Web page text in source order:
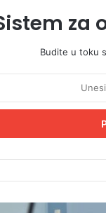
za
Budite u toku